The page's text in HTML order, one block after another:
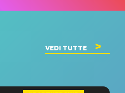
VEDI TUTTE